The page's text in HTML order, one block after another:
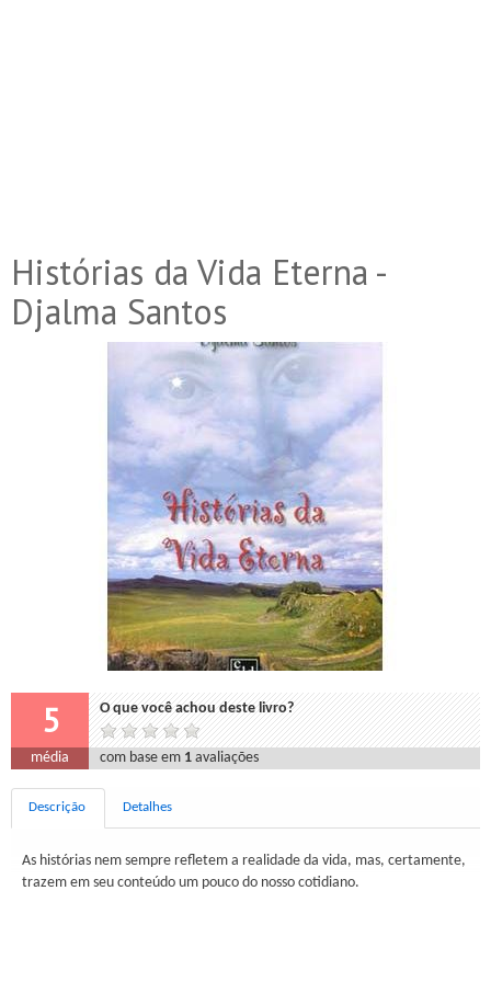
Histórias da Vida Eterna -
Djalma Santos
5 O que você achou deste livro?
média com base em 1 avaliações
Descrição Detalhes
As histórias nem sempre refletem a realidade da vida, mas, certamente,
trazem em seu conteúdo um pouco do nosso cotidiano.